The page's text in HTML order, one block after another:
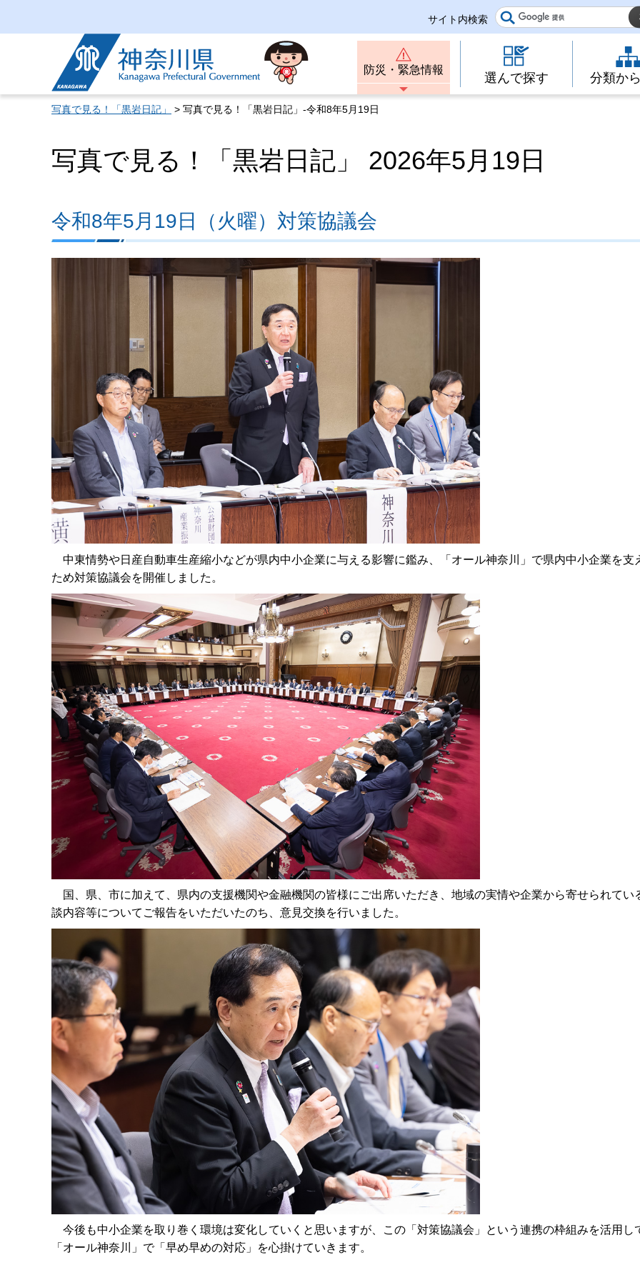
サイト内検索
神奈川県
防災・緊急情報
選んで探す 分類か
写真で見る！「黒岩日記」 > 写真で見る！「黒岩日記」-令和8年5月19日
写真で見る！「黒岩日記」 2026年5月19日
令和8年5月19日（火曜）対策協議会
中東情勢や日産自動車生産縮小などが県内中小企業に与える影響に鑑み、「オール神奈川」で県内中小企業を支
ため対策協議会を開催しました。
国、県、市に加えて、県内の支援機関や金融機関の皆様にご出席いただき、地域の実情や企業から寄せられてい
談内容等についてご報告をいただいたのち、意見交換を行いました。
今後も中小企業を取り巻く環境は変化していくと思いますが、この「対策協議会」という連携の枠組みを活用し
「オール神奈川」で「早め早めの対応」を心掛けていきます。